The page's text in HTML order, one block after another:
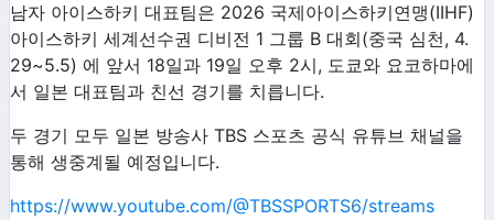
남자 아이스하키 대표팀은 2026 국제아이스하키연맹(IIHF)
아이스하키 세계선수권 디비전 1 그룹 B 대회(중국 심천, 4.
29~5.5) 에 앞서 18일과 19일 오후 2시, 도쿄와 요코하마에
서 일본 대표팀과 친선 경기를 치릅니다.
두 경기 모두 일본 방송사 TBS 스포츠 공식 유튜브 채널을
통해 생중계될 예정입니다.
https://www.youtube.com/@TBSSPORTS6/streams